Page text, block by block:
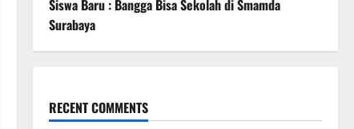
Siswa Baru : Bangga Bisa Sekolah di Smamda
Surabaya
RECENT COMMENTS